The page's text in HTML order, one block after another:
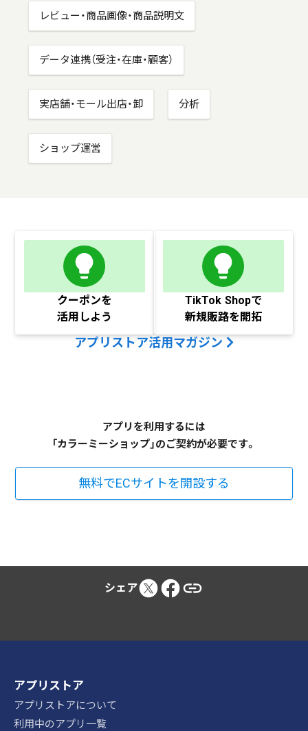
レビュー・商品画像・商品説明文
データ連携（受注・在庫・顧客）
実店舗・モール出店・卸 分析
ショップ運営
クーポンを
活用しよう
TikTok Shopで
新規販路を開拓
アプリストア活用マガジン
アプリを利用するには
「カラーミーショップ」のご契約が必要です。
無料でECサイトを開設する
シェア
アプリストア
アプリストアについて
利用中のアプリ一覧